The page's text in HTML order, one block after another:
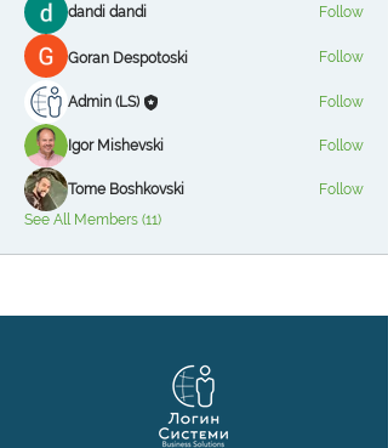
dandi dandi Follow
Goran Despotoski Follow
Admin (LS) Follow
Igor Mishevski Follow
Tome Boshkovski
Follow
See All Members (11)